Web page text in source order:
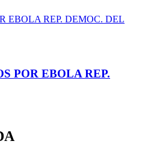
EBOLA REP. DEMOC. DEL
POR EBOLA REP.